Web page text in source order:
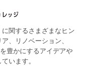
関するさまざまなヒン
、リノベーション、
豊かにするアイデアや
います。